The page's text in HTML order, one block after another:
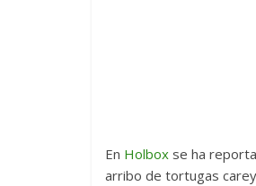
En Holbox se ha
arribo de tortugas